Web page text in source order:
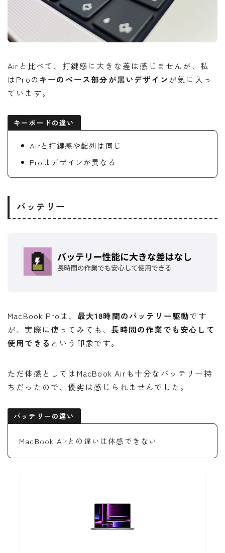
Airと比べて、打鍵感に大きな差は感じませんが、私
はProの キーのベース部分が黒いデザインが気に入っ
ています。
キーボードの違い
Airと打鍵感や配列は同じ
Proはデザインが異なる
バッテリー
MacBook Proは、 最大18時間のバッテリー駆動です
が、実際に使ってみても、長時間の作業でも安心して
使用できる という印象です。
ただ体感としてはMacBook Airも十分なバッテリー持
ちだったので、優劣は感じられませんでした。
バッテリーの違い
MacBook Airとの違いは体感できない